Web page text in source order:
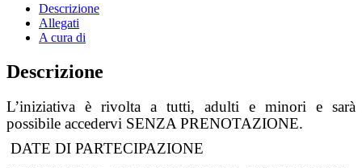
Descrizione
Allegati
A cura di
Descrizione
L’iniziativa è rivolta a tutti, adulti e minori e sarà
possibile accedervi SENZA PRENOTAZIONE.
DATE DI PARTECIPAZIONE